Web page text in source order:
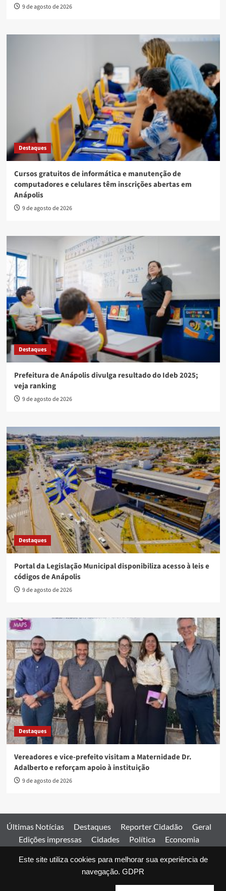
Este site utiliza cookies para melhorar sua experiência de
navegação. GDPR
9 de agosto de 2026
Destaques
Cursos gratuitos de informática e manutenção de
computadores e celulares têm inscrições abertas em
Anápolis
9 de agosto de 2026
Destaques
Prefeitura de Anápolis divulga resultado do Ideb 2025;
veja ranking
9 de agosto de 2026
Destaques
Portal da Legislação Municipal disponibiliza acesso à leis e
códigos de Anápolis
9 de agosto de 2026
Destaques
Vereadores e vice-prefeito visitam a Maternidade Dr.
Adalberto e reforçam apoio à instituição
9 de agosto de 2026
Últimas Notícias Destaques Reporter Cidadão
Geral
Edições impressas
Cidades Política
Economia
Comercial
Edições impressas Expediente Home